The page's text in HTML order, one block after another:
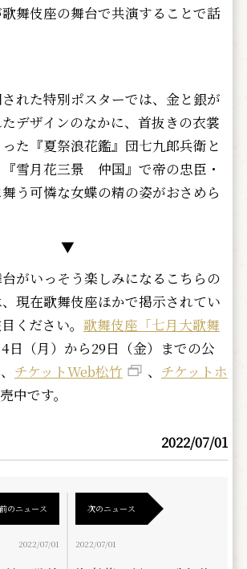
舞伎座の舞台で共演することで話
れた特別ポスターでは、金と銀が
デザインのなかに、首抜きの衣裳
た『夏祭浪花鑑』団七九郎兵衛と
雪月花三景 仲国』で帝の忠臣・
う可憐な女蝶の精の姿がおさめら
▼
がいっそう楽しみになるこちらの
現在歌舞伎座ほかで掲示されてい
ください。 歌舞伎座「七月大歌舞
日（月）から29日（金）までの公
チケットWeb松竹 、 チケットホ
中です。
2022/07/01
前のニュース
2022/07/01
次のニュース
2022/07/01